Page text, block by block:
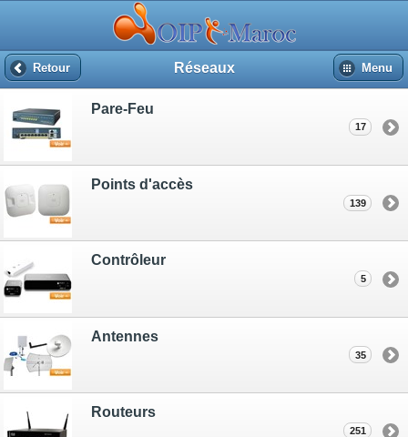
Retour Réseaux Menu
Pare-Feu
17
Points d'accès
139
Contrôleur
5
Antennes
35
Routeurs
251